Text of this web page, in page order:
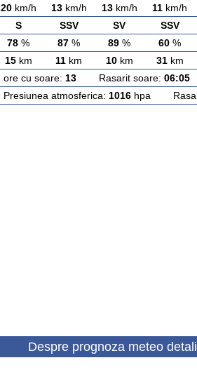
20km/h 13km/h 13km/h 11 km/h
S SSV SV SSV
78 % 87 % 89 % 60 %
15km 11 km 10km 31km
ore cu soare: 13Rasarit soare: 06:05
atmosferica: 1016hpa
Despre prognoza meteo